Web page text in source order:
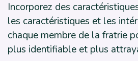
Incorporez des
les caractéristiques et les
chaque membre de la fratrie
plus identifiable et plus